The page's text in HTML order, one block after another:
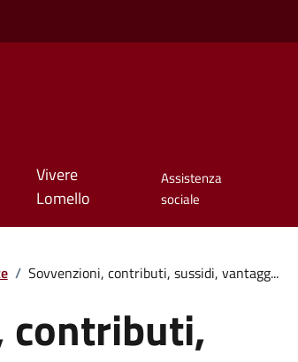
Vivere
Lomello
Assistenza
sociale
/ Sovvenzioni, contributi, sussidi, vantagg...
contributi,